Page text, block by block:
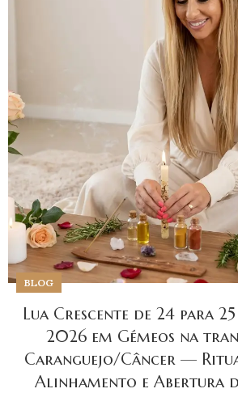
BLOG
Lua Crescente de 24 para
2026 em Gémeos na
Caranguejo/Câncer —
Alinhamento e Abertura